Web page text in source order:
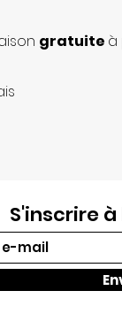
gratuite à
S'inscrire